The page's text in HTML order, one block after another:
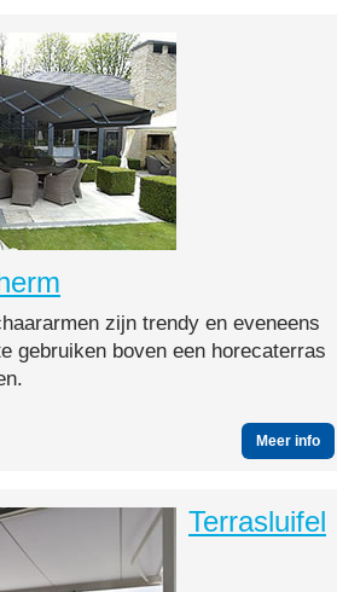
zijn trendy en eveneens
gebruiken boven een horecaterras
Meer info
Terrasluifel